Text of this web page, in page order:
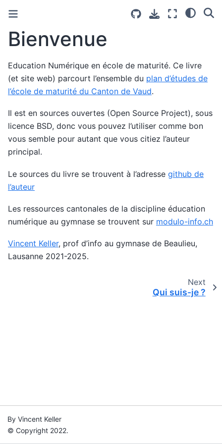
Bienvenue
Education Numérique en école de maturité. Ce livre
(et site web) parcourt l’ensemble du plan d’études de
l’école de maturité du Canton de Vaud.
Il est en sources ouvertes (Open Source Project), sous
licence BSD, donc vous pouvez l’utiliser comme bon
vous semble pour autant que vous citiez l’auteur
principal.
Le sources du livre se trouvent à l’adresse github de
l’auteur
Les ressources cantonales de la discipline éducation
numérique au gymnase se trouvent sur modulo-info.ch
Vincent Keller, prof d’info au gymnase de Beaulieu,
Lausanne 2021-2025.
Next
Qui suis-je ?
By Vincent Keller
© Copyright 2022.